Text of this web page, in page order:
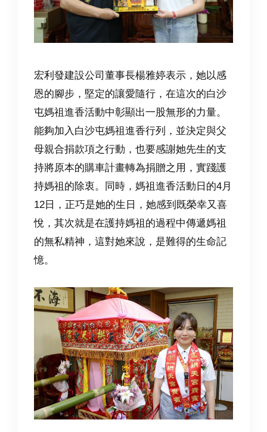
宏利發建設公司董事長楊雅婷表示，她以感
恩的腳步，堅定的讓愛隨行，在這次的白沙
屯媽祖進香活動中彰顯出一股無形的力量。
能夠加入白沙屯媽祖進香行列，並決定與父
母親合捐款項之行動，也要感謝她先生的支
持將原本的購車計畫轉為捐贈之用，實踐護
持媽祖的除衷。 同時，媽祖進香活動日的4月
12日，正巧是她的生日，她感到既榮幸又喜
悅，其次就是在護持媽祖的過程中傳遞媽祖
的無私精神，這對她來說，是難得的生命記
憶。